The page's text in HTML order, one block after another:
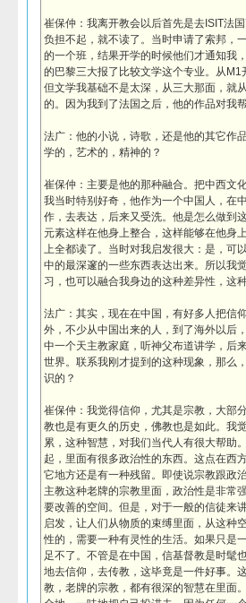
崔保仲：我离开教会以后首先是去ISIT法
负担不起，就不读了。当时申请了索邦，
的一个班，结果开学的时候他们才通知我
的巴黎三大报了比较文学这个专业。从
但文学我基础不是太深，从三大那面，就
的。因为我到了法国之后，他的作品对我
法广：他的小说，诗歌，还是他的其它作
学的，艺术的，精神的？
崔保仲：主要是他的那种融合。把中西文
我当时特别好奇，他作为一个中国人，在
作，去表达，后来又受洗。他是怎么做到
元素这样在他身上整合，这样能够在他身
上全都读了。当时对我启发很大：是，可
中的最深邃的一些东西表达出来。所以我
习，也可以融合我身边的这种差异性，这
法广：其实，现在在中国，有好多人把信
外，不少从中国出来的人，到了海外以后
中一个天主教家庭，听神父布道讲学，后
世界。联系我刚才提到的这种现象，那么
识的？
崔保仲：我觉得信仰，尤其是宗教，大部
教也是有更久的历史，佛教也是如此。我
累，这种智慧，对我们当代人有很大帮助
起，里面有很多政治性的东西。这点在西
它地方还是有一种残留。即使说宗教跟政
主教这种老牌的宗教里面，政治性是非常
要改善的空间。但是，对于一般的信徒来
启发，让人们从物质的束缚里面，从这种
性的，需要一种有灵性的生活。如果只是
足不了。不管是在中国，信基督教是时髦
地去信仰，去传教，这毕竟是一件好事。
教，老牌的宗教，都有很深的智慧在里面